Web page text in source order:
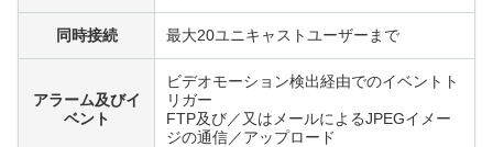
同時接続 最大20ユニキャストユーザーまで
アラーム及びイ
ベント
ビデオモーション検出経由でのイベントト
リガー
FTP及び／又はメールによるJPEGイメー
ジの通信／アップロード